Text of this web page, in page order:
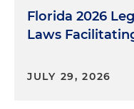
Florida 2026
Laws
JULY 29, 2026